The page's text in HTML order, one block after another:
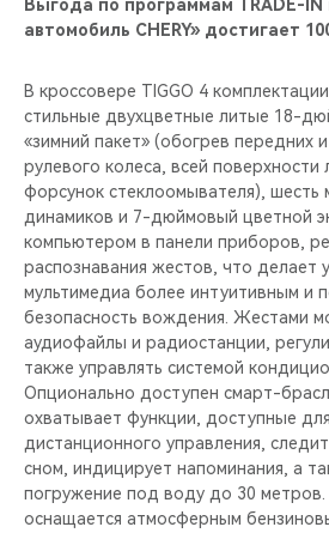
Выгода по программам TRADE-
автомобиль CHERY» достигает
В кроссовере TIGGO 4
стильные двухцветные литые 18-
«зимний пакет» (обогрев передних
рулевого колеса, всей поверхности
форсунок стеклоомывателя), шесть
динамиков и 7-дюймовый цветной
компьютером в панели приборов,
распознавания жестов, что делает
мультимедиа более интуитивным и
безопасность вождения. Жестами
аудиофайлы и радиостанции,
также управлять системой
Опционально доступен смарт-
охватывает функции, доступные
дистанционного управления,
сном, индицирует напоминания, а
погружение под воду до 30 метров.
оснащается атмосферным